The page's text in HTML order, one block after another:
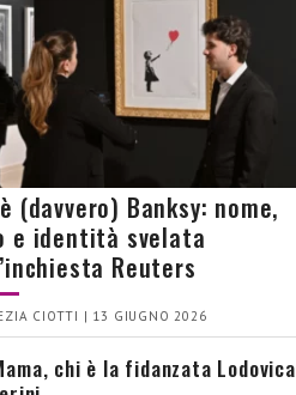
(davvero) Banksy: nome,
e identità svelata
Reuters
CIOTTI | 13 GIUGNO 2026
chi è la fidanzata Lodovica